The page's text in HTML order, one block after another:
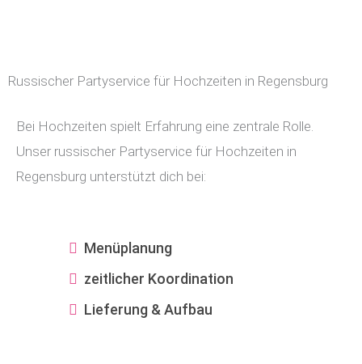
Russischer Partyservice für Hochzeiten in Regensburg
Bei Hochzeiten spielt Erfahrung eine zentrale Rolle.
Unser russischer Partyservice für Hochzeiten in
Regensburg unterstützt dich bei:
Menüplanung
zeitlicher Koordination
Lieferung & Aufbau